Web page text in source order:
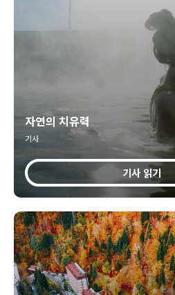
자연의 치유력
기사
기사 읽기